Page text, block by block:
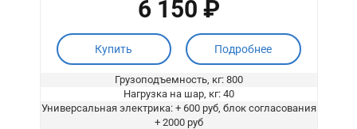
6 150 ₽
Купить Подробнее
Грузоподъемность, кг: 800
Нагрузка на шар, кг: 40
Универсальная электрика: + 600 руб, блок согласования
+ 2000 руб